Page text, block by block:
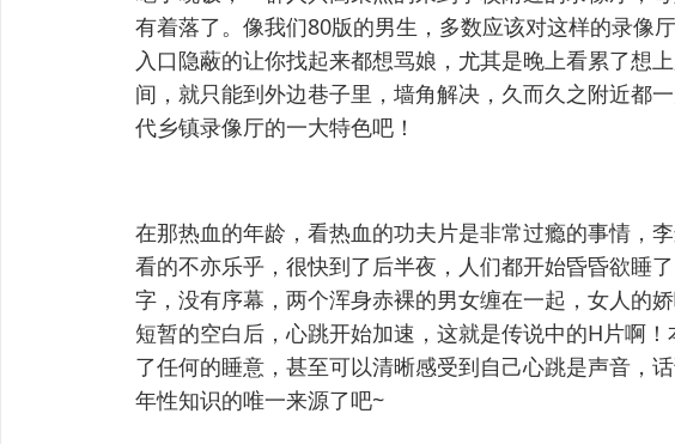
有着落了。像我们80版的男生，多数应该对这样的录像
入口隐蔽的让你找起来都想骂娘，尤其是晚上看累了想
间，就只能到外边巷子里，墙角解决，久而久之附近都
代乡镇录像厅的一大特色吧！
在那热血的年龄，看热血的功夫片是非常过瘾的事情，
看的不亦乐乎，很快到了后半夜，人们都开始昏昏欲睡
字，没有序幕，两个浑身赤裸的男女缠在一起，女人的
短暂的空白后，心跳开始加速，这就是传说中的H片啊
了任何的睡意，甚至可以清晰感受到自己心跳是声音，
年性知识的唯一来源了吧~